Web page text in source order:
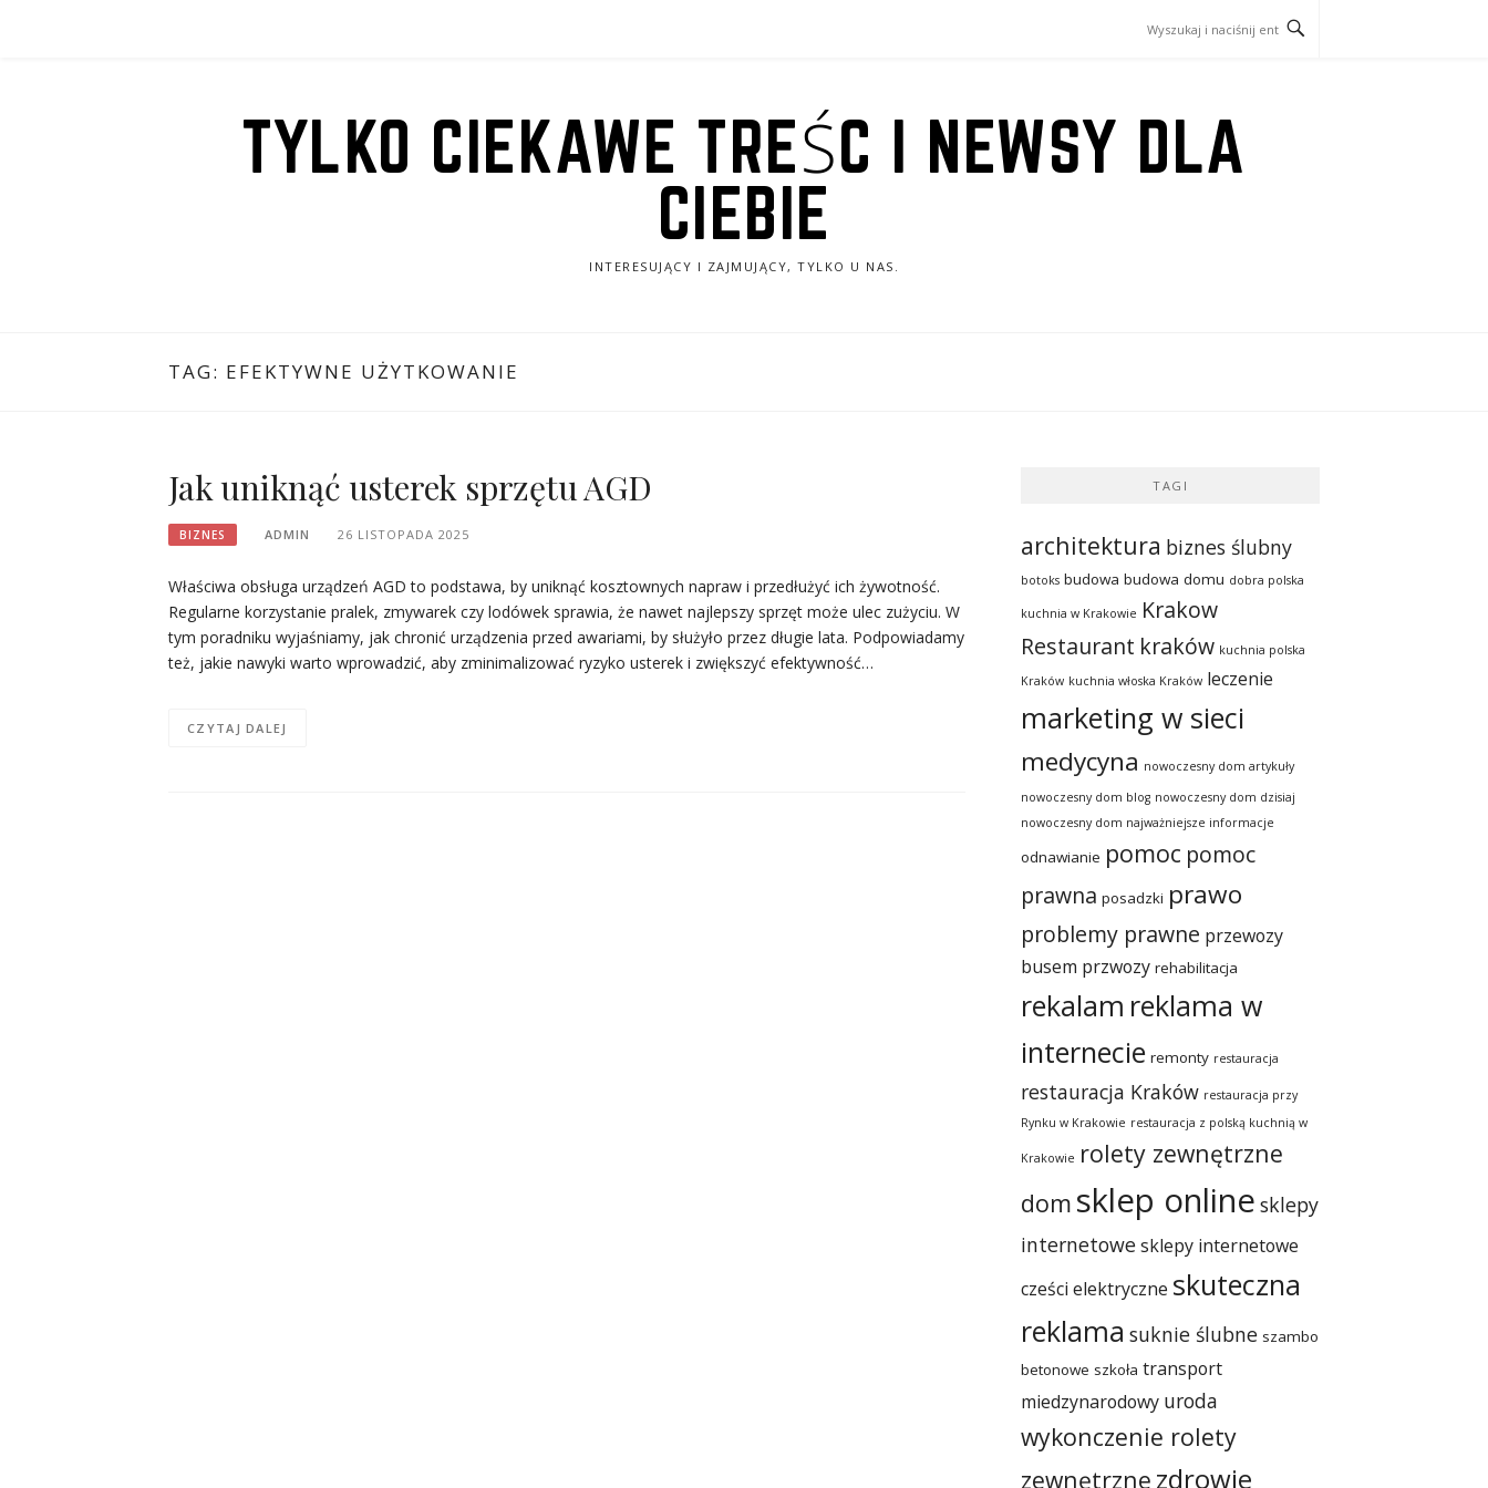
TYLKO CIEKAWE TREŚC I NEWSY DLA
CIEBIE
INTERESUJĄCY I ZAJMUJĄCY, TYLKO U NAS.
TAG: EFEKTYWNE UŻYTKOWANIE
Jak uniknąć usterek sprzętu AGD
BIZNES ADMIN 26 LISTOPADA 2025
Właściwa obsługa urządzeń AGD to podstawa, by uniknąć kosztownych napraw i przedłużyć ich żywotność.
Regularne korzystanie pralek, zmywarek czy lodówek sprawia, że nawet najlepszy sprzęt może ulec zużyciu. W
tym poradniku wyjaśniamy, jak chronić urządzenia przed awariami, by służyło przez długie lata. Podpowiadamy
też, jakie nawyki warto wprowadzić, aby zminimalizować ryzyko usterek i zwiększyć efektywność…
CZYTAJ DALEJ
TAGI
architektura biznes ślubny
botoks budowa budowa domu dobra polska
kuchnia w Krakowie Krakow
Restaurant kraków kuchnia polska
Kraków kuchnia włoska Kraków leczenie
marketing w sieci
medycyna nowoczesny dom artykuły
nowoczesny dom blog nowoczesny dom dzisiaj
nowoczesny dom najważniejsze informacje
odnawianie pomoc pomoc
prawna posadzki prawo
problemy prawne przewozy
busem przwozy rehabilitacja
rekalam reklama w
internecie remonty restauracja
restauracja Kraków restauracja przy
Rynku w Krakowie restauracja z polską kuchnią w
Krakowie rolety zewnętrzne
dom sklep online sklepy
internetowesklepy internetowe
cześci elektryczne skuteczna
reklama suknie ślubne szambo
betonowe szkoła transport
miedzynarodowy uroda
wykonczenie rolety
zewnętrzne zdrowie